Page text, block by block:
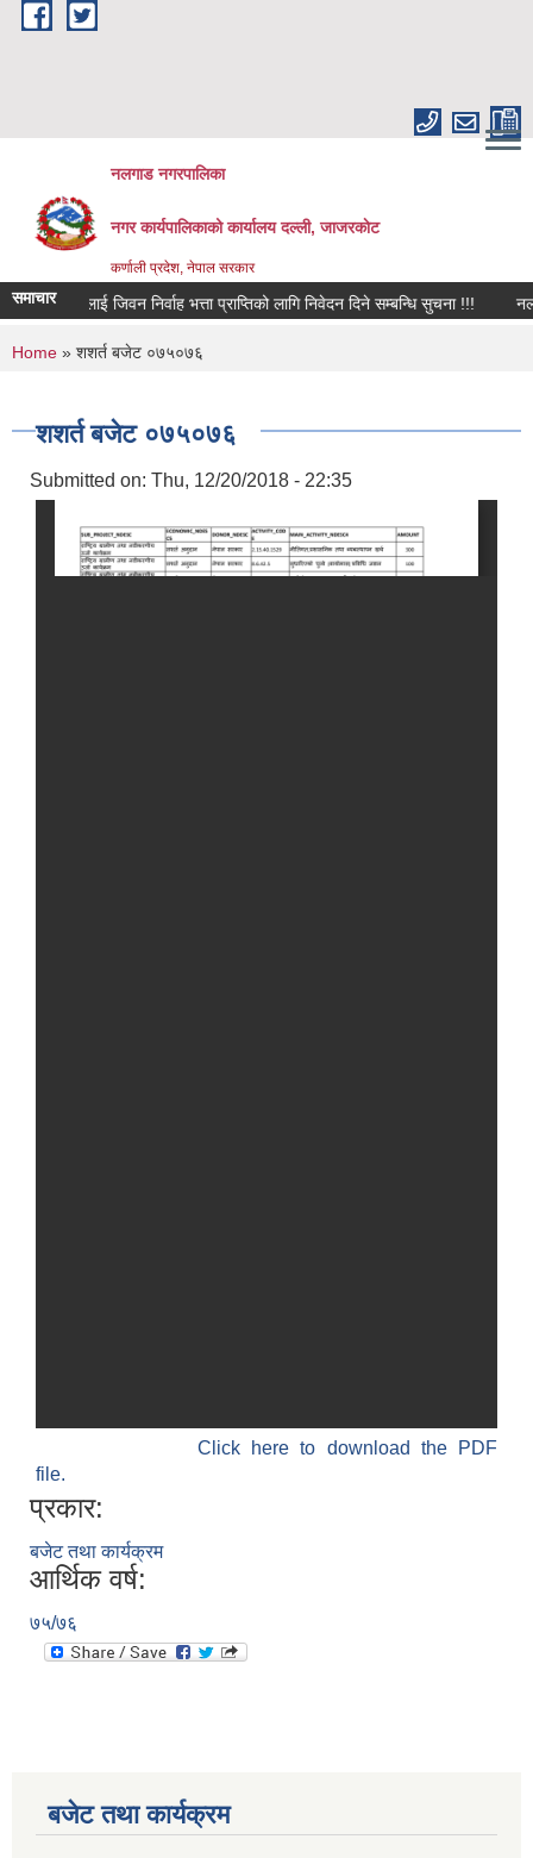
Skip to main content
नलगाड नगरपालिका
नगर कार्यपालिकाको कार्यालय दल्ली, जाजरकाेट
कर्णाली प्रदेश, नेपाल सरकार
समाचारजिवन निर्वाह भत्ता प्राप्तिको लागि निवेदन दिने सम्बन्धि सुचना !!! नलगाड
You are here
Home » शशर्त बजेट ०७५०७६
शशर्त बजेट ०७५०७६
Submitted on: Thu, 12/20/2018 - 22:35
Click here to download the PDF
file.
प्रकार:
बजेट तथा कार्यक्रम
आर्थिक वर्ष:
७५/७६
बजेट तथा कार्यक्रम